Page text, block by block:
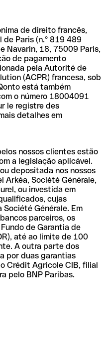
de direito francês,
Paris (n.º 819 489
Navarin, 18, 75009 Paris,
de pagamento
pela Autorité de
(ACPR) francesa, sob
está também
o número 18004091
le registre des
detalhes em
nossos clientes estão
a legislação aplicável.
depositada nos nossos
Arkéa, Société Générale,
ou investida em
cujas
Générale. Em
parceiros, os
de Garantia de
até ao limite de 100
A outra parte dos
por duas garantias
Crédit Agricole CIB, filial
pelo BNP Paribas.